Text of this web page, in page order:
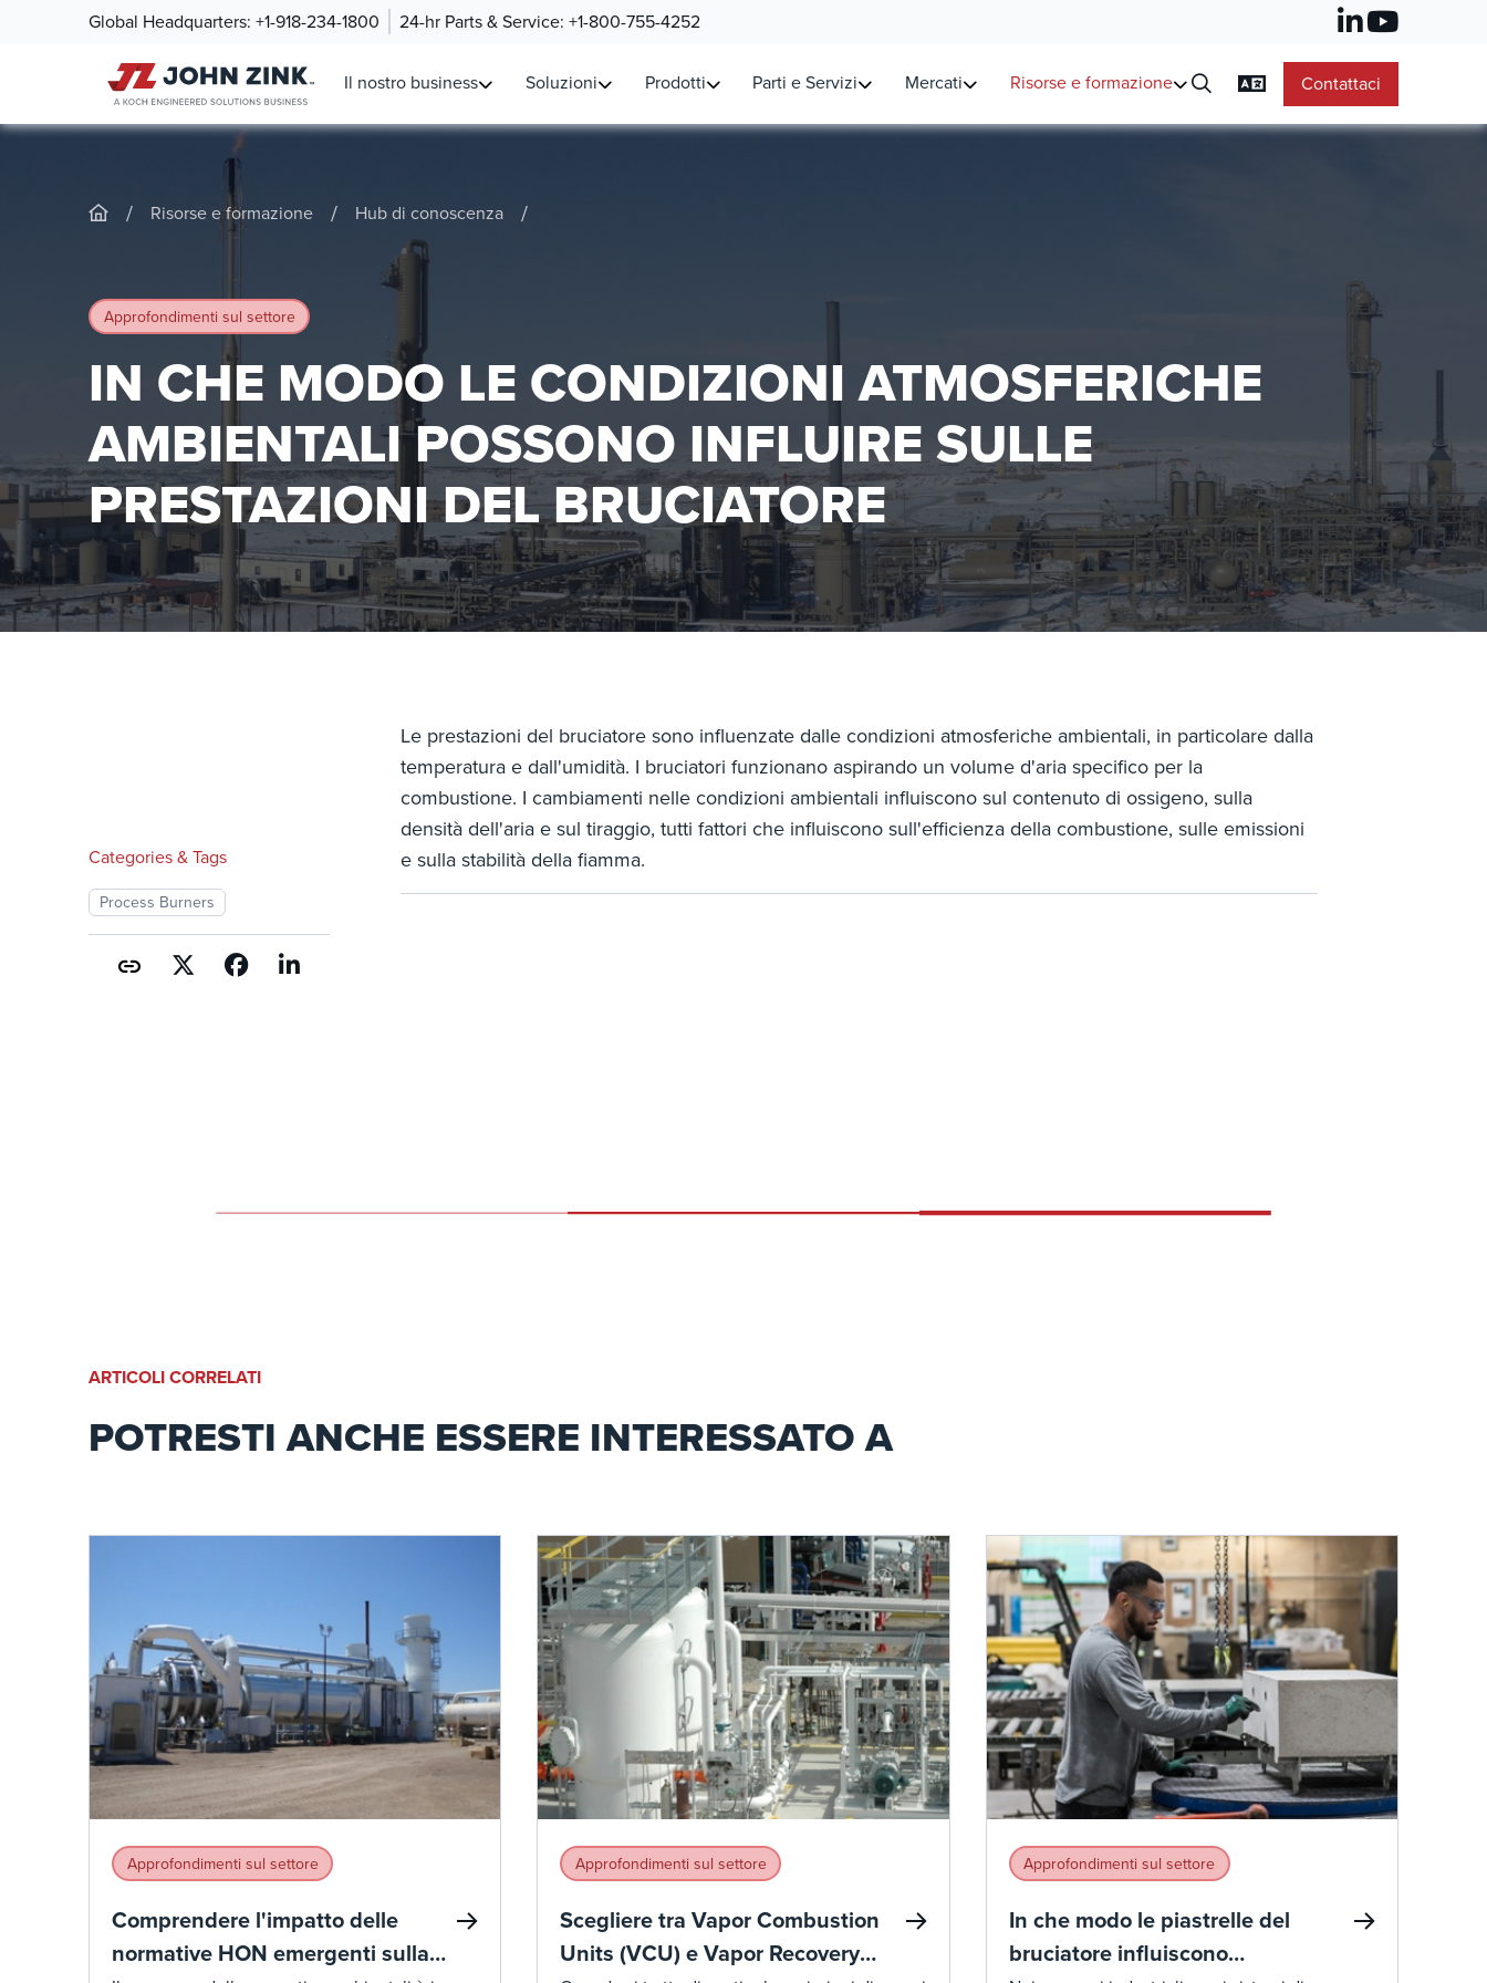
Global Headquarters: +1-918-234-1800 24-hr Parts & Service: +1-800-755-4252
Il nostro business Soluzioni Prodotti Parti e Servizi Mercati Risorse e formazione Contattaci
/ Risorse e formazione / Hub di conoscenza /
Approfondimenti sul settore
IN CHE MODO LE CONDIZIONI ATMOSFERICHE
AMBIENTALI POSSONO INFLUIRE SULLE
PRESTAZIONI DEL BRUCIATORE
Categories & Tags
Process Burners
Le prestazioni del bruciatore sono influenzate dalle condizioni atmosferiche ambientali, in particolare dalla
temperatura e dall'umidità. I bruciatori funzionano aspirando un volume d'aria specifico per la
combustione. I cambiamenti nelle condizioni ambientali influiscono sul contenuto di ossigeno, sulla
densità dell'aria e sul tiraggio, tutti fattori che influiscono sull'efficienza della combustione, sulle emissioni
e sulla stabilità della fiamma.
ARTICOLI CORRELATI
POTRESTI ANCHE ESSERE INTERESSATO A
Approfondimenti sul settore
Comprendere l'impatto delle
normative HON emergenti sulla
Approfondimenti sul settore
Scegliere tra Vapor Combustion
Units (VCU) e Vapor Recovery
Approfondimenti sul settore
In che modo le piastrelle del
bruciatore influiscono